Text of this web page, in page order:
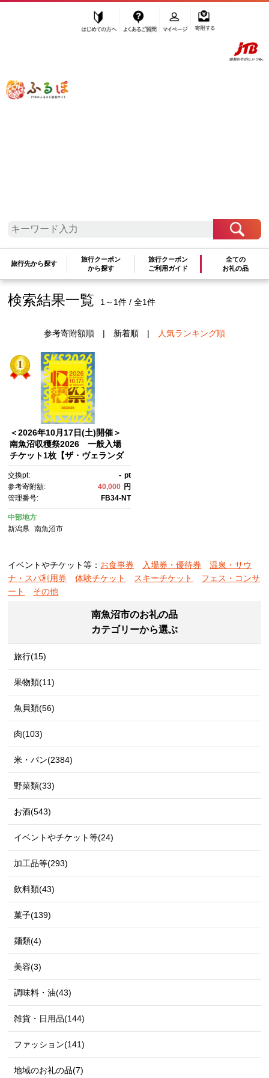
ふるぽ JTBのふるさと納税サイト
旅行先から探す
旅行クーポン
から探す
旅行クーポン
ご利用ガイド
全ての
お礼の品
フェス・コンサート
検索結果一覧 1～1件 / 全1件
参考寄附額順| 新着順| 人気ランキング順
＜2026年10月17日(土)開催＞
南魚沼収穫祭2026 一般入場
チケット1枚【ザ・ヴェランダ
スティバル ゴンドラ チケッ
ト 】
交換pt: - pt
参考寄附額:
40,000 円
管理番号:
FB34-NT
中部地方
新潟県
南魚沼市
イベントやチケット等： お食事券 入場券・優待券
温泉・サウ
ナ・スパ利用券
体験チケット スキーチケット
フェス・コンサ
ート
その他
南魚沼市のお礼の品
カテゴリーから選ぶ
旅行(15)
果物類(11)
魚貝類(56)
肉(103)
米・パン(2384)
野菜類(33)
お酒(543)
イベントやチケット等(24)
加工品等(293)
飲料類(43)
菓子(139)
麺類(4)
美容(3)
調味料・油(43)
雑貨・日用品(144)
ファッション(141)
地域のお礼の品(7)